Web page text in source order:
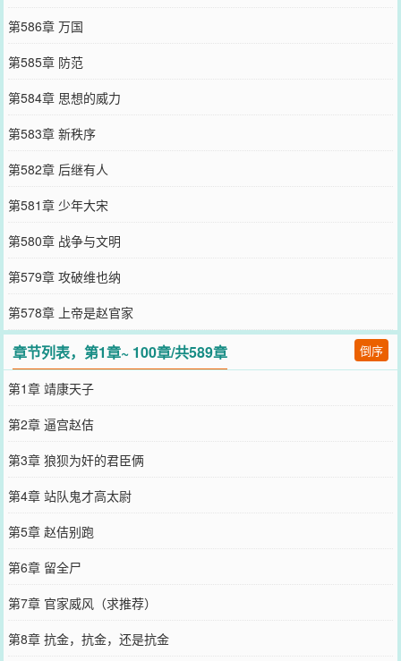
第586章 万国
第585章 防范
第584章 思想的威力
第583章 新秩序
第582章 后继有人
第581章 少年大宋
第580章 战争与文明
第579章 攻破维也纳
第578章 上帝是赵官家
章节列表，第1章~ 100章/共589章 倒序
第1章 靖康天子
第2章 逼宫赵佶
第3章 狼狈为奸的君臣俩
第4章 站队鬼才高太尉
第5章 赵佶别跑
第6章 留全尸
第7章 官家威风（求推荐）
第8章 抗金，抗金，还是抗金